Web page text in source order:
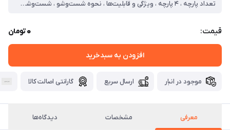
تعداد پارچه ، ۴ پارچه ، ویژگی و قابلیت‌ها ، نحوه شست‌وشو ، شست‌وشو با دست و با ماشین ظرفشویی ، طراحی و ساختار ظاهری ، جنس ، پلی‌استر
قیمت: 0تومان
افزودن به سبدخرید
موجود در انبار ارسال سریع گارانتی اصالت کالا
معرفی مشخصات دیدگاه‌ها